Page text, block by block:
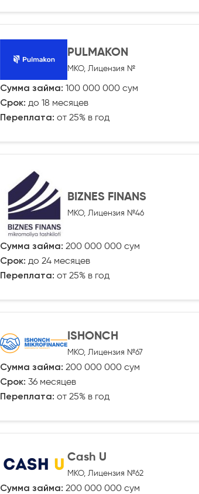
PULMAKON
МКО, Лицензия №
Сумма займа: 100 000 000 сум
Срок: до 18 месяцев
Переплата: от 25% в год
BIZNES FINANS
МКО, Лицензия №46
Сумма займа: 200 000 000 сум
Срок: до 24 месяцев
Переплата: от 25% в год
ISHONCH
МКО, Лицензия №67
Сумма займа: 200 000 000 сум
Срок: 36 месяцев
Переплата: от 25% в год
Cash U
МКО, Лицензия №62
Сумма займа: 200 000 000 сум